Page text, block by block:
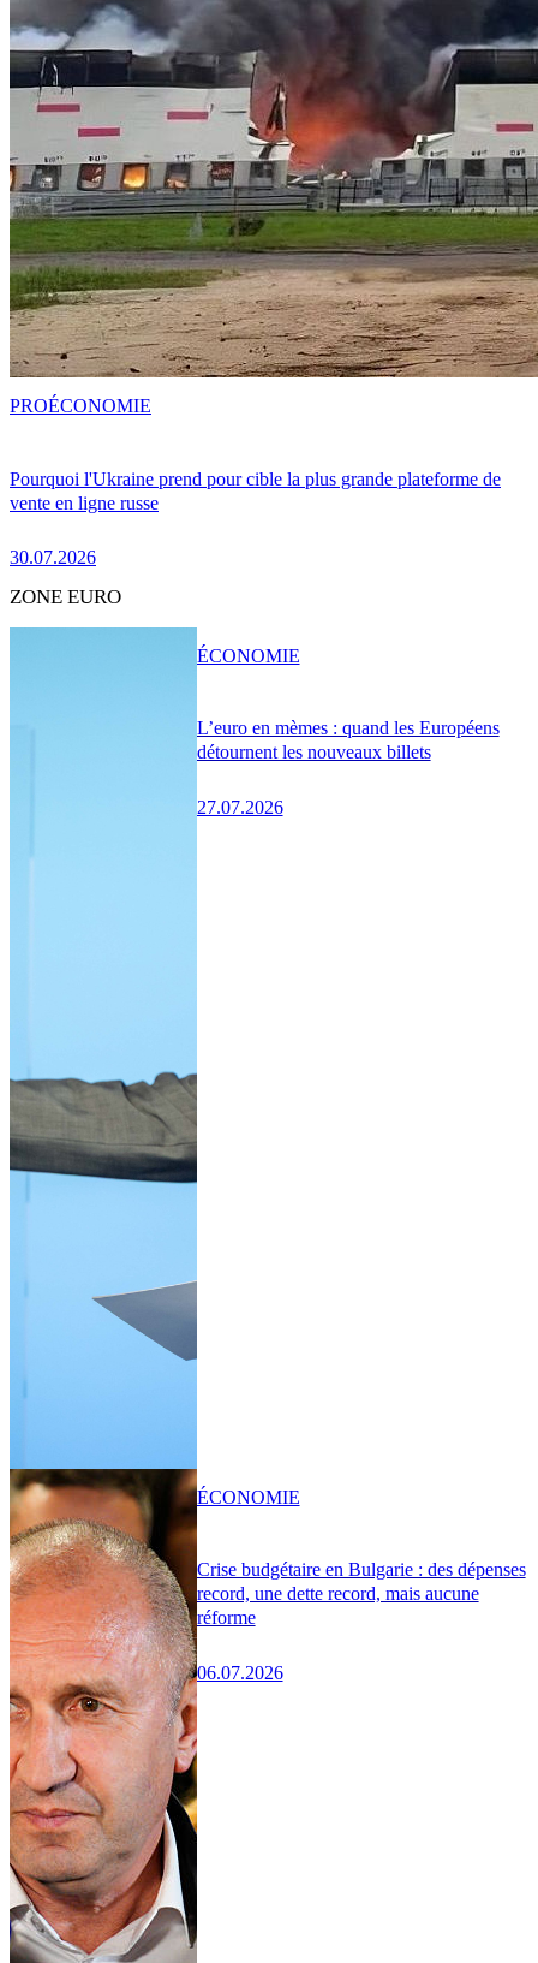
Pourquoi l'Ukraine prend pour cible la plus grande plateforme de
vente en ligne russe
30.07.2026
PROÉCONOMIE
ZONE EURO
L’euro en mèmes : quand les Européens
détournent les nouveaux billets
27.07.2026
ÉCONOMIE
Crise budgétaire en Bulgarie : des dépenses
record, une dette record, mais aucune
réforme
06.07.2026
ÉCONOMIE